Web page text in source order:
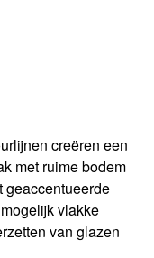
creëren een
met ruime bodem
geaccentueerde
vlakke
van glazen